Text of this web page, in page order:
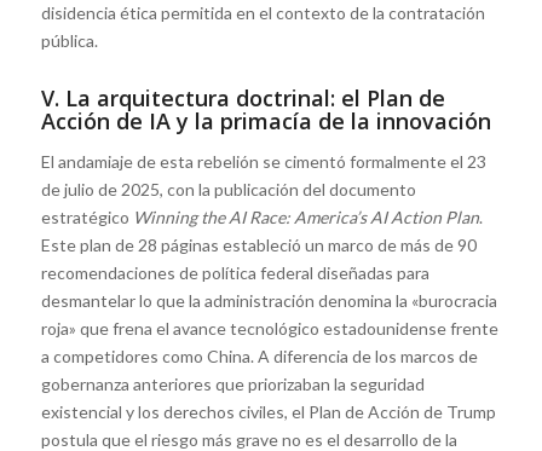
disidencia ética permitida en el contexto de la contratación
pública.
V. La arquitectura doctrinal: el Plan de
Acción de IA y la primacía de la innovación
El andamiaje de esta rebelión se cimentó formalmente el 23
de julio de 2025, con la publicación del documento
estratégico Winning the AI Race: America’s AI Action Plan.
Este plan de 28 páginas estableció un marco de más de 90
recomendaciones de política federal diseñadas para
desmantelar lo que la administración denomina la «burocracia
roja» que frena el avance tecnológico estadounidense frente
a competidores como China. A diferencia de los marcos de
gobernanza anteriores que priorizaban la seguridad
existencial y los derechos civiles, el Plan de Acción de Trump
postula que el riesgo más grave no es el desarrollo de la